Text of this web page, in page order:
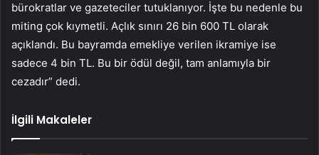
bürokratlar ve gazeteciler tutuklanıyor. İşte bu nedenle bu
miting çok kıymetli. Açlık sınırı 26 bin 600 TL olarak
açıklandı. Bu bayramda emekliye verilen ikramiye ise
sadece 4 bin TL. Bu bir ödül değil, tam anlamıyla bir
cezadır” dedi.
İlgili Makaleler